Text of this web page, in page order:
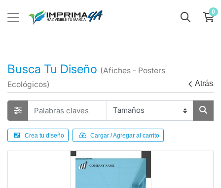
0
Busca Tu Diseño (Afiches - Posters
Ecológicos)
Atrás
Crea tu diseño Cargar / Agregar al carrito